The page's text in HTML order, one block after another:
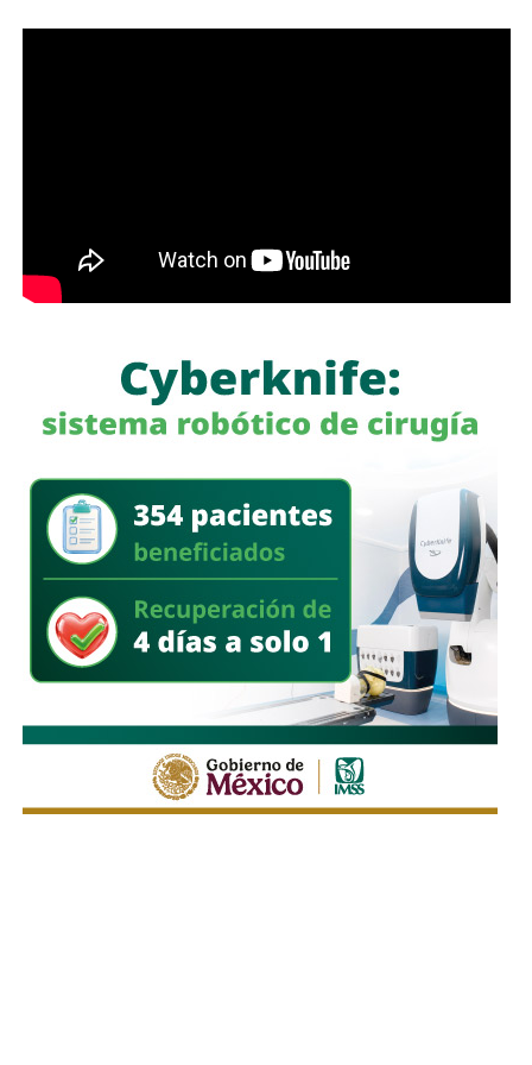
resolución. De acuerdo con el alcalde,el compromiso
establecido durante la reunión es que las obras
puedan comenzar a liberarse a la brevedad.
“Me comprometió con nosotros, con la ciudad, de liberar
las obras cuanto antes, lo antes posible”, afirmó.
El presidente municipal dijo que salió satisfecho del
avanzar con los proyectos pendientes, aunque reconoció
que algunos, comoEl Saucito, enfrentan ya
restricciones importantes de tiempo.
Galindo adelantó que este lunes dará a conocer con mayor
detalle el panorama de cada una de las obras y los
tiempos que todavía tienen disponibles para su ejecución.
Enrique Galindo acelera Vialidades Potosinas
2.0